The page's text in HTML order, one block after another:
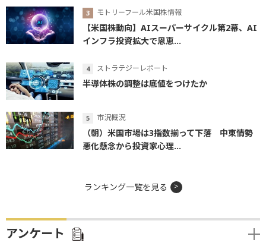
モトリーフール米国株情報
【米国株動向】AIスーパーサイクル第2幕、AI
インフラ投資拡大で恩恵...
ストラテジーレポート
半導体株の調整は底値をつけたか
市況概況
（朝）米国市場は3指数揃って下落 中東情勢
悪化懸念から投資家心理...
ランキング一覧を見る
アンケート